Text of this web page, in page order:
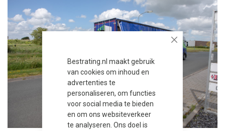
Close
Bestrating.nl maakt gebruik
van cookies om inhoud en
advertenties te
personaliseren, om functies
voor social media te bieden
en om ons websiteverkeer
te analyseren. Ons doel is